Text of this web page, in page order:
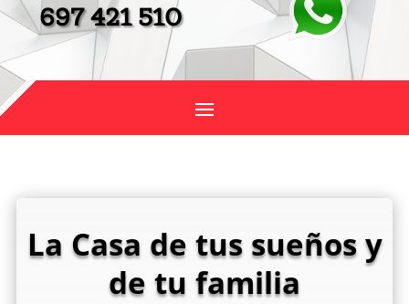
697 421 510
La Casa de tus sueños y
de tu familia